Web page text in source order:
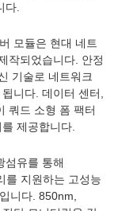
다.
모듈은 현대 네트
작되었습니다. 안정
기술로 네트워크
니다. 데이터 센터,
쿼드 소형 폼 팩터
제공합니다.
섬유를 통해
를 지원하는 고성능
니다. 850nm,